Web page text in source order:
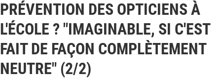
PRÉVENTION DES OPTICIENS À
L'ÉCOLE ? "IMAGINABLE, SI C'EST
FAIT DE FAÇON COMPLÈTEMENT
NEUTRE" (2/2)